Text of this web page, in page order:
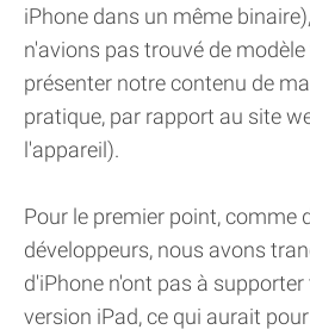
iPhone dans un même
n'avions pas trouvé de
présenter notre contenu de
pratique, par rapport au site
l'appareil).
Pour le premier point, comme
développeurs, nous avons
d'iPhone n'ont pas à
version iPad, ce qui aurait